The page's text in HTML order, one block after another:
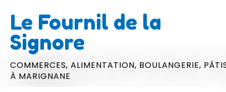
Le Fournil de la
Signore
COMMERCES, ALIMENTATION, BOULANGERIE,
À MARIGNANE